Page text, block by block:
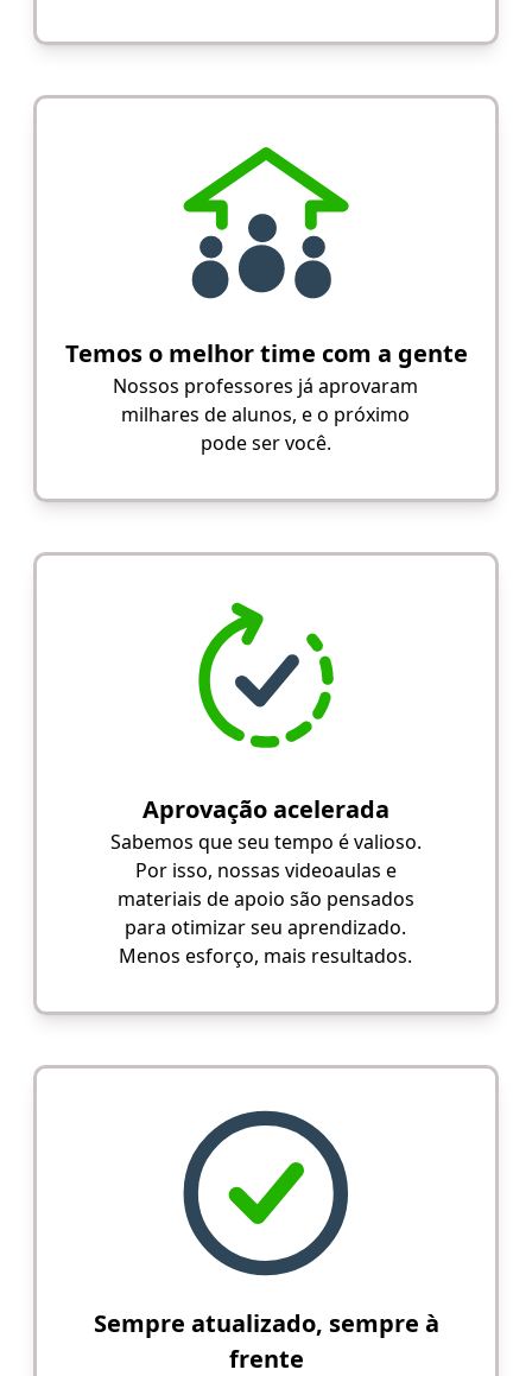
Temos o melhor time com a gente
Nossos professores já aprovaram
milhares de alunos, e o próximo
pode ser você.
Aprovação acelerada
Sabemos que seu tempo é valioso.
Por isso, nossas videoaulas e
materiais de apoio são pensados
para otimizar seu aprendizado.
Menos esforço, mais resultados.
Sempre atualizado, sempre à
frente